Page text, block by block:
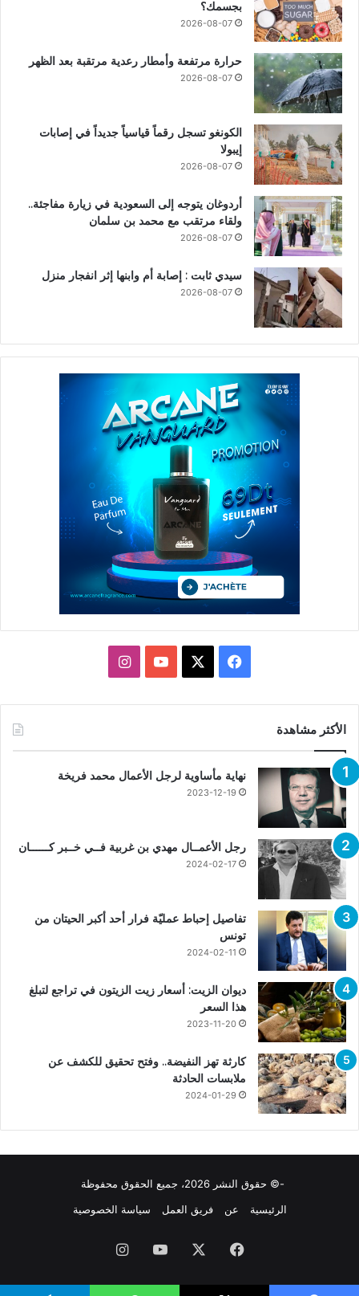
بجسمك؟
2026-08-07
حرارة مرتفعة وأمطار رعدية مرتقبة بعد الظهر
2026-08-07
الكونغو تسجل رقماً قياسياً جديداً في إصابات
إيبولا
2026-08-07
أردوغان يتوجه إلى السعودية في زيارة مفاجئة..
ولقاء مرتقب مع محمد بن سلمان
2026-08-07
سيدي ثابت : إصابة أم وابنها إثر انفجار منزل
2026-08-07
فيسبوك يوتيوبانستقرام
الأكثر مشاهدة
نهاية مأساوية لرجل الأعمال محمد فريخة
2023-12-19
رجل الأعمــال مهدي بن غربية فــي خــبر كــــــان
2024-02-17
تفاصيل إحباط عمليّة فرار أحد أكبر الحيتان من
تونس
2024-02-11
ديوان الزيت: أسعار زيت الزيتون في تراجع لتبلغ
هذا السعر
2023-11-20
كارثة تهز النفيضة.. وفتح تحقيق للكشف عن
ملابسات الحادثة
2024-01-29
-© حقوق النشر 2026، جميع الحقوق محفوظة
الرئيسية
عن فريق العمل سياسة الخصوصية
فيسبوك يوتيوبانستقرام